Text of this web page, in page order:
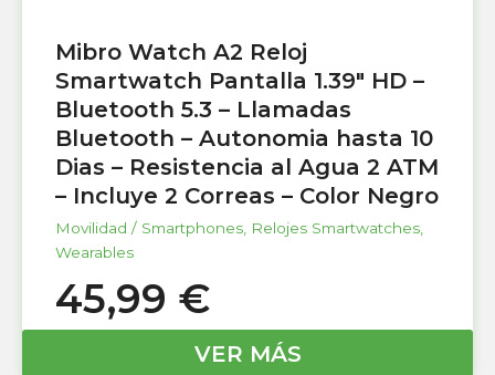
Mibro Watch A2 Reloj
Smartwatch Pantalla 1.39″ HD –
Bluetooth 5.3 – Llamadas
Bluetooth – Autonomia hasta 10
Dias – Resistencia al Agua 2 ATM
– Incluye 2 Correas – Color Negro
Movilidad / Smartphones Relojes Smartwatches
Wearables
45,99 €
VER MÁS